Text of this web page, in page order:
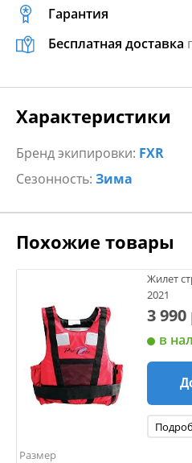
Гарантия
Бесплатная доставка
Характеристики
Бренд экипировки: FXR
Сезонность: Зима
Похожие товары
Жилет
2021
3 990
в
Размер